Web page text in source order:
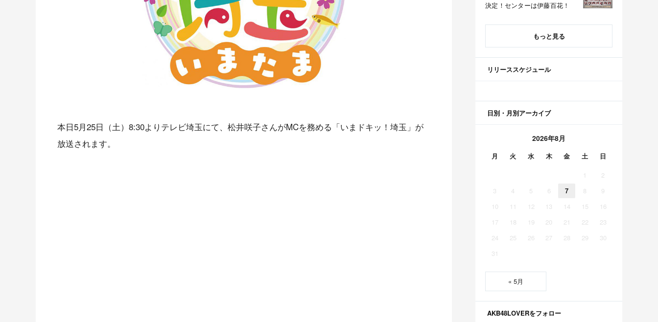
本日5月25日（土）8:30よりテレビ埼玉にて、松井咲子さんがMCを務める「いまドキッ！埼玉」が
放送されます。
決定！センターは伊藤百花！
もっと見る
リリーススケジュール
日別・月別アーカイブ
2026年8月
月 火 水 木 金 土 日
1
2
3
4 5 6 7 8
9
10
11 12 13 14 15
16
17
18 19 20 21 22
23
24
25 26 27 28 29
30
31
« 5月
AKB48LOVERをフォロー